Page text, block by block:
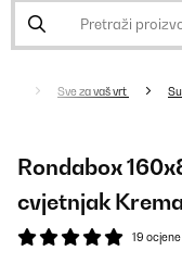
Sve za vaš vrt
Rondabox
cvjetnjak Krema
19 ocjene